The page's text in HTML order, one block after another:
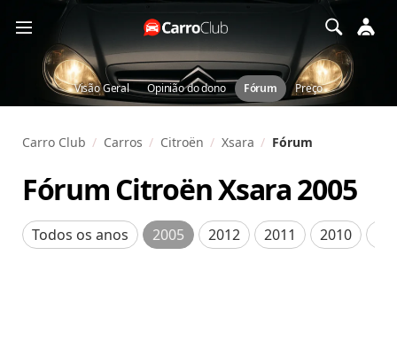
Visão Geral Opinião do dono Fórum Preço
Carro Club Carros Citroën Xsara Fórum
Fórum Citroën Xsara2005
Todos os anos 2005 2012 2011 2010